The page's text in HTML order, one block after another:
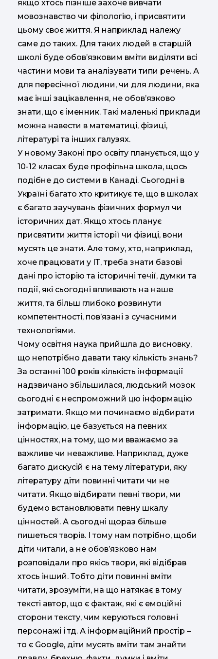
якщо хтось пізніше захоче вивчати
мовознавство чи філологію, і присвятити
цьому своє життя. Я наприклад належу
саме до таких. Для таких людей в старшій
школі буде обов’язковим вміти виділяти всі
частини мови та аналізувати типи речень. А
для пересічної людини, чи для людини, яка
має інші зацікавлення, не обов’язково
знати, що є іменник. Такі маленькі приклади
можна навести в математиці, фізиці,
літературі та інших галузях.
У новому Законі про освіту планується, що у
10-12 класах буде профільна школа, щось
подібне до системи в Канаді. Сьогодні в
Україні багато хто критикує те, що в школах
є багато заучувань фізичних формул чи
історичних дат. Якщо хтось планує
присвятити життя історії чи фізиці, вони
мусять це знати. Але тому, хто, наприклад,
хоче працювати у ІТ, треба знати базові
дані про історію та історичні течії, думки та
події, які сьогодні впливають на наше
життя, та більш глибоко розвинути
компетентності, пов’язані з сучасними
технологіями.
Чому освітня наука прийшла до висновку,
що непотрібно давати таку кількість знань?
За останні 100 років кількість інформації
надзвичано збільшилася, людський мозок
сьогодні є неспроможний цю інформацію
затримати. Якщо ми починаємо відбирати
інформацію, це базується на певних
цінностях, на тому, що ми вважаємо за
важливе чи неважливе. Наприклад, дуже
багато дискусій є на тему літератури, яку
літературу діти повинні читати чи не
читати. Якщо відбирати певні твори, ми
будемо встановлювати певну шкалу
цінностей. А сьогодні щораз більше
пишеться творів. І тому нам потрібно, щоби
діти читали, а не обов’язково нам
розповідали про якісь твори, які відібрав
хтось інший. Тобто діти повинні вміти
читати, зрозуміти, на що натякає в тому
тексті автор, що є фактаж, які є емоційні
сторони тексту, чим керуються головні
персонажі і тд. А інформаційний простір –
то є Google, діти мусять вміти там знайти